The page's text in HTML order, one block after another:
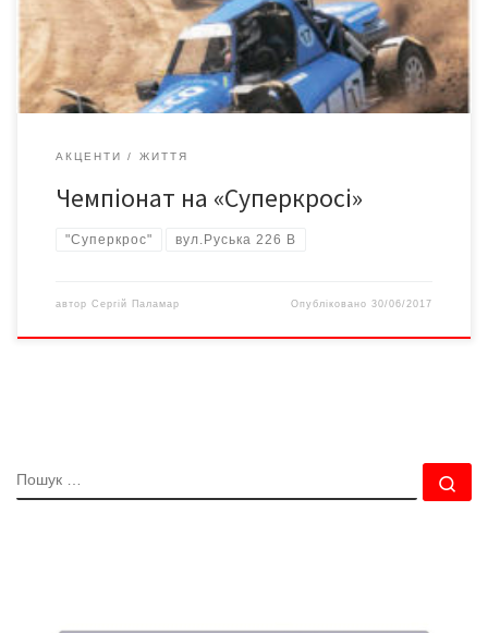
змаганнях візьмуть участь чернівецькі лідери автоспорту:
Ірина Сікорська, Павло Петраш, Нікіта Ботук, Дар’я […]
АКЦЕНТИ ЖИТТЯ
Чемпіонат на «Суперкросі»
"Суперкрос" вул.Руська 226 В
автор Сергій Паламар Опубліковано30/06/2017
ПОШУК